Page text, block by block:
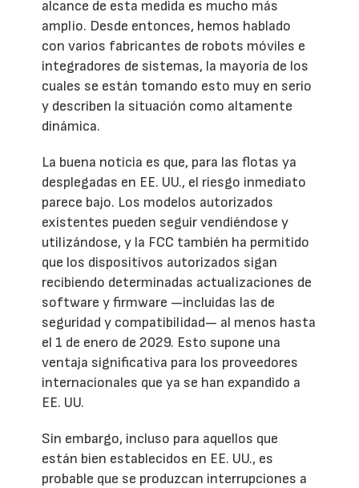
alcance de esta medida es mucho más
amplio. Desde entonces, hemos hablado
con varios fabricantes de robots móviles e
integradores de sistemas, la mayoría de los
cuales se están tomando esto muy en serio
y describen la situación como altamente
dinámica.
La buena noticia es que, para las flotas ya
desplegadas en EE. UU., el riesgo inmediato
parece bajo. Los modelos autorizados
existentes pueden seguir vendiéndose y
utilizándose, y la FCC también ha permitido
que los dispositivos autorizados sigan
recibiendo determinadas actualizaciones de
software y firmware —incluidas las de
seguridad y compatibilidad— al menos hasta
el 1 de enero de 2029. Esto supone una
ventaja significativa para los proveedores
internacionales que ya se han expandido a
EE. UU.
Sin embargo, incluso para aquellos que
están bien establecidos en EE. UU., es
probable que se produzcan interrupciones a